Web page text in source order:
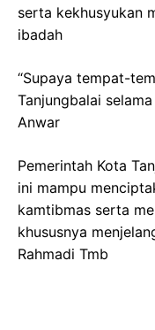
serta kekhusyukan
ibadah
“Supaya tempat-
Tanjungbalai
Anwar
Pemerintah Kota
ini mampu
kamtibmas serta
khususnya
Rahmadi Tmb